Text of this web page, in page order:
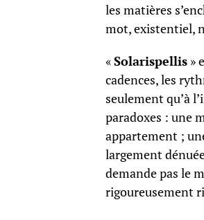
les matières
mot, existentiel,
«Solarispellis »
cadences, les
seulement qu’à
paradoxes : une
appartement ;
largement
demande pas le
rigoureusement